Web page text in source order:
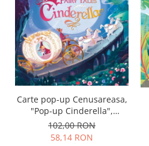
Carte pop-up Cenusareasa,
"Pop-up Cinderella",
Usborne
102,00 RON
58,14 RON